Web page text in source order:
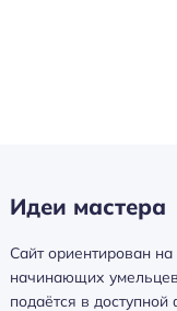
Идеи мастера
Сайт ориентирован
начинающих
подаётся в